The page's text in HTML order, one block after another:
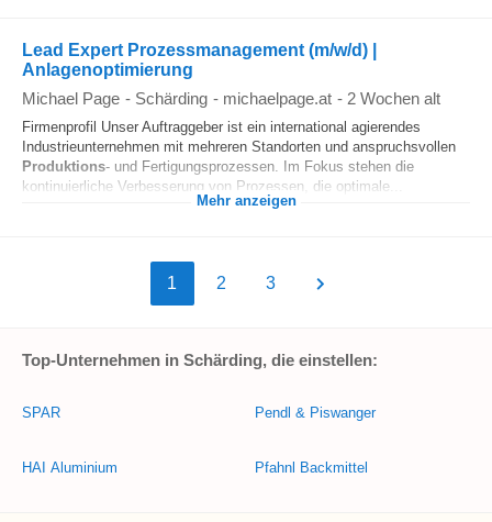
Lead Expert Prozessmanagement (m/w/d) |
Anlagenoptimierung
Michael Page - Schärding - michaelpage.at - 2 Wochen alt
Firmenprofil Unser Auftraggeber ist ein international agierendes
Industrieunternehmen mit mehreren Standorten und anspruchsvollen
Produktions- und Fertigungsprozessen. Im Fokus stehen die
kontinuierliche Verbesserung von Prozessen, die optimale...
Mehr anzeigen
1 2 3
Top-Unternehmen in Schärding, die einstellen:
SPAR
HAI Aluminium
Pendl & Piswanger
Pfahnl Backmittel